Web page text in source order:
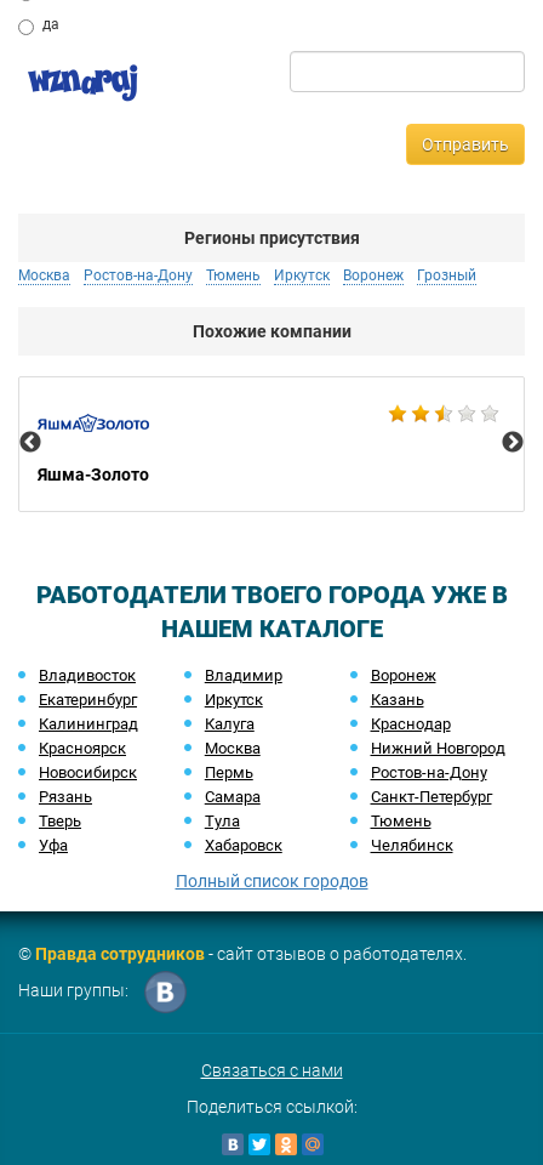
да
Отправить
Регионы присутствия
Москва Ростов-на-Дону Тюмень Иркутск Воронеж Грозный
Похожие компании
Яшма-Золото
РАБОТОДАТЕЛИ ТВОЕГО ГОРОДА УЖЕ В
НАШЕМ КАТАЛОГЕ
Владивосток Владимир
Воронеж
Екатеринбург
Иркутск
Казань
Калининград
Калуга
Краснодар
Красноярск
Москва
Нижний Новгород
Новосибирск
Пермь
Ростов-на-Дону
Рязань
Самара
Санкт-Петербург
Тверь
Тула
Тюмень
Уфа
Хабаровск Челябинск
Полный список городов
©Правда сотрудников- сайт отзывов о работодателях.
Наши группы:
Связаться с нами
Поделиться ссылкой: